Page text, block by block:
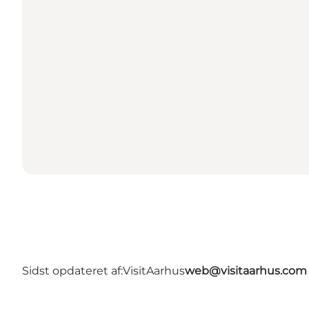
Sidst opdateret af:VisitAarhusweb@visitaarhus.com